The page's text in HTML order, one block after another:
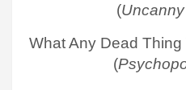
(Uncanny
What Any Dead
(